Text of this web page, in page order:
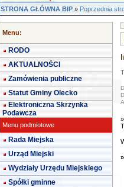
STRONA GŁÓWNA BIP»Poprzednia
Menu:
RODO
AKTUALNOŚCI
Zamówienia publiczne
Statut Gminy Olecko
Elektroniczna Skrzynka
Podawcza
Menu podmiotowe
Rada Miejska
Urząd Miejski
Wydziały Urzędu Miejskiego
Spółki gminne
»
»